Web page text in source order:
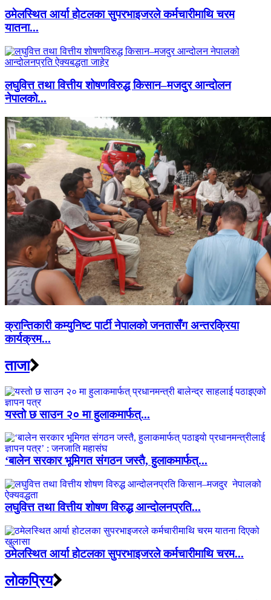
ठमेलस्थित आर्या होटलका सुपरभाइजरले कर्मचारीमाथि चरम
यातना...
लघुवित्त तथा वित्तीय शोषणविरुद्ध किसान–मजदुर आन्दोलन
नेपालको...
क्रान्तिकारी कम्युनिष्ट पार्टी नेपालको जनतासँग अन्तरक्रिया
कार्यक्रम...
ताजा
यस्तो छ साउन २० मा हुलाकमार्फत्...
‘बालेन सरकार भूमिगत संगठन जस्तै, हुलाकमार्फत्...
लघुवित्त तथा वित्तीय शोषण विरुद्ध आन्दोलनप्रति...
ठमेलस्थित आर्या होटलका सुपरभाइजरले कर्मचारीमाथि चरम...
लाेकप्रिय